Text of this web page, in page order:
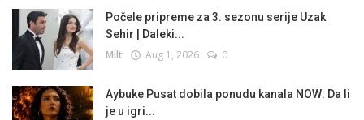
Počele pripreme za 3. sezonu serije Uzak
Sehir | Daleki...
Milt Aug 1, 2026 0
Aybuke Pusat dobila ponudu kanala NOW: Da li
je u igri...